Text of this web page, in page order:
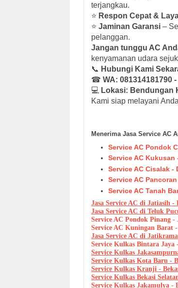
terjangkau.
⭐ Respon Cepat &
⭐ Jaminan Garansi –
pelanggan.
Jangan tunggu AC
kenyamanan udara
📞 Hubungi Kami
☎ WA: 081314181790
💻 Lokasi: Bendungan
Kami siap melayani
Menerima Jasa Service AC
Service AC Pondok
Service AC Kukusan
Service AC Cisalak -
Service AC
Service AC Tanah
Jasa Service AC di Jatiasih -
Jasa Service AC di Teluk
Service AC Pondok Pinang -
Service AC Kuningan Barat
Jasa Service AC di
Service Kulkas Bintara Jaya
Service Kulkas
Service Kulkas Kota Baru -
Service Kulkas Kranji -
Service Kulkas Bekasi
Service Kulkas Jakamulya -